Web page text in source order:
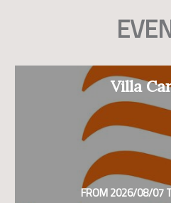
Villa
FROM 2026/08/07